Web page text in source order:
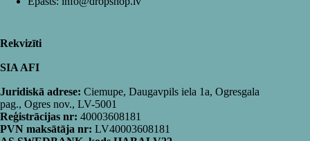
Rekvizīti
SIA AFI
Juridiskā adrese: Ciemupe, Daugavpils iela 1a, Ogresgala
pag., Ogres nov., LV-5001
Reģistrācijas nr: 40003608181
PVN maksātāja nr: LV40003608181